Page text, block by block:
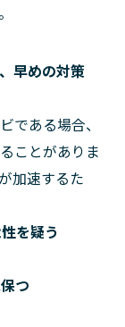
早めの対策
である場合、
ことがありま
加速するた
を疑う
つ